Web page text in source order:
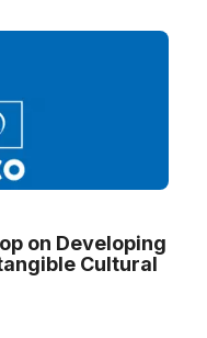
on Developing
Cultural